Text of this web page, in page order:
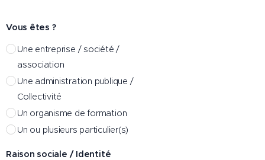
Vous êtes ?
Une entreprise / société /
association
Une administration publique /
Collectivité
Un organisme de formation
Un ou plusieurs particulier(s)
Raison sociale / Identité